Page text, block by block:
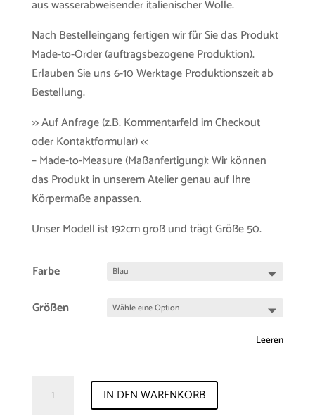
aus wasserabweisender italienischer Wolle.
Nach Bestelleingang fertigen wir für Sie das Produkt
Made-to-Order (auftragsbezogene Produktion).
Erlauben Sie uns 6-10 Werktage Produktionszeit ab
Bestellung.
>> Auf Anfrage (z.B. Kommentarfeld im Checkout
oder Kontaktformular) <<
– Made-to-Measure (Maßanfertigung): Wir können
das Produkt in unserem Atelier genau auf Ihre
Körpermaße anpassen.
Unser Modell ist 192cm groß und trägt Größe 50.
Farbe
Größen
Leeren
"Ragnar"
IN DEN WARENKORB